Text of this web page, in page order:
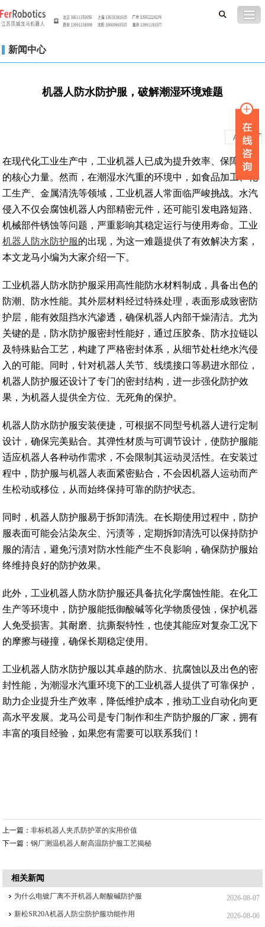
新闻中心
机器人防水防护服，破解潮湿环境难题
A A +
在现代化工业生产中，工业机器人已成为提升效率、保障质量
的核心力量。然而，在潮湿水汽重的环境中，如食品加工、化
工生产、金属清洗等领域，工业机器人常面临严峻挑战。水汽
侵入不仅会腐蚀机器人内部精密元件，还可能引发电路短路、
机械部件锈蚀等问题，严重影响其稳定运行与使用寿命。工业
机器人防水防护服的出现，为这一难题提供了有效解决方案，
本文龙马小编为大家介绍一下。
工业机器人防水防护服采用高性能防水材料制成，具备出色的
防潮、防水性能。其外层材料经过特殊处理，表面形成致密防
护层，能有效阻挡水汽渗透，确保机器人内部干燥清洁。尤为
关键的是，防水防护服密封性能好，通过压胶条、防水拉链以
及特殊贴合工艺，构建了严格密封体系，从细节处杜绝水汽侵
入的可能。同时，针对机器人关节、线缆接口等易进水部位，
机器人防护服还设计了专门的密封结构，进一步强化防护效
果，为机器人提供全方位、无死角的保护。
机器人防水防护服安装便捷，可根据不同型号机器人进行定制
设计，确保完美贴合。其弹性材质与可调节设计，使防护服能
适应机器人各种动作需求，不会限制其运动灵活性。在安装过
程中，防护服与机器人表面紧密贴合，不会因机器人运动而产
生松动或移位，从而始终保持可靠的防护状态。
同时，机器人防护服易于拆卸清洗。在长期使用过程中，防护
服表面可能会沾染灰尘、污渍等，定期拆卸清洗可以保持防护
服的清洁，避免污渍对防水性能产生不良影响，确保防护服始
终维持良好的防护效果。
此外，工业机器人防水防护服还具备抗化学腐蚀性能。在化工
生产等环境中，防护服能抵御酸碱等化学物质侵蚀，保护机器
人免受损害。其耐磨、抗撕裂特性，也使其能应对复杂工况下
的摩擦与碰撞，确保长期稳定使用。
工业机器人防水防护服以其卓越的防水、抗腐蚀以及出色的密
封性能，为潮湿水汽重环境下的工业机器人提供了可靠保护，
助力企业提升生产效率，降低维护成本，推动工业自动化向更
高水平发展。龙马公司是专门制作和生产防护服的厂家，拥有
丰富的项目经验，如果您有需要可以联系我们！
上一篇：非标机器人夹爪防护罩的实用价值
下一篇：钢厂测温机器人耐高温防护服工艺揭秘
相关新闻
2026-08-07
为什么电镀厂离不开机器人耐酸碱防护服
2026-08-06
新松SR20A机器人防尘防护服功能作用